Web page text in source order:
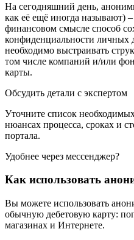
На сегодняшний день,
как её ещё иногда называют)
финансовом смысле способ
конфиденциальности личных
необходимо выстраивать
том числе компаний и/или
карты.
Обсудить детали с экспертом
Уточните список
нюансах процесса, сроках и
портала.
Удобнее через мессенджер?
Как использовать
Вы можете использовать
обычную дебетовую карту:
магазинах и Интернете.